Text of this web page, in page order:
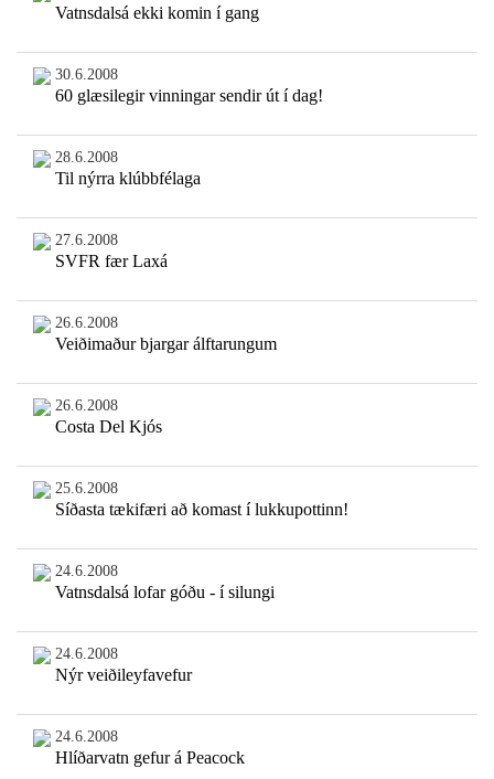
Vatnsdalsá ekki komin í gang
30.6.2008
60 glæsilegir vinningar sendir út í dag!
28.6.2008
Til nýrra klúbbfélaga
27.6.2008
SVFR fær Laxá
26.6.2008
Veiðimaður bjargar álftarungum
26.6.2008
Costa Del Kjós
25.6.2008
Síðasta tækifæri að komast í lukkupottinn!
24.6.2008
Vatnsdalsá lofar góðu - í silungi
24.6.2008
Nýr veiðileyfavefur
24.6.2008
Hlíðarvatn gefur á Peacock